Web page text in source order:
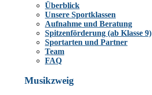
Überblick
Unsere Sportklassen
Aufnahme und Beratung
Spitzenförderung (ab Klasse 9)
Sportarten und Partner
Team
FAQ
Musikzweig